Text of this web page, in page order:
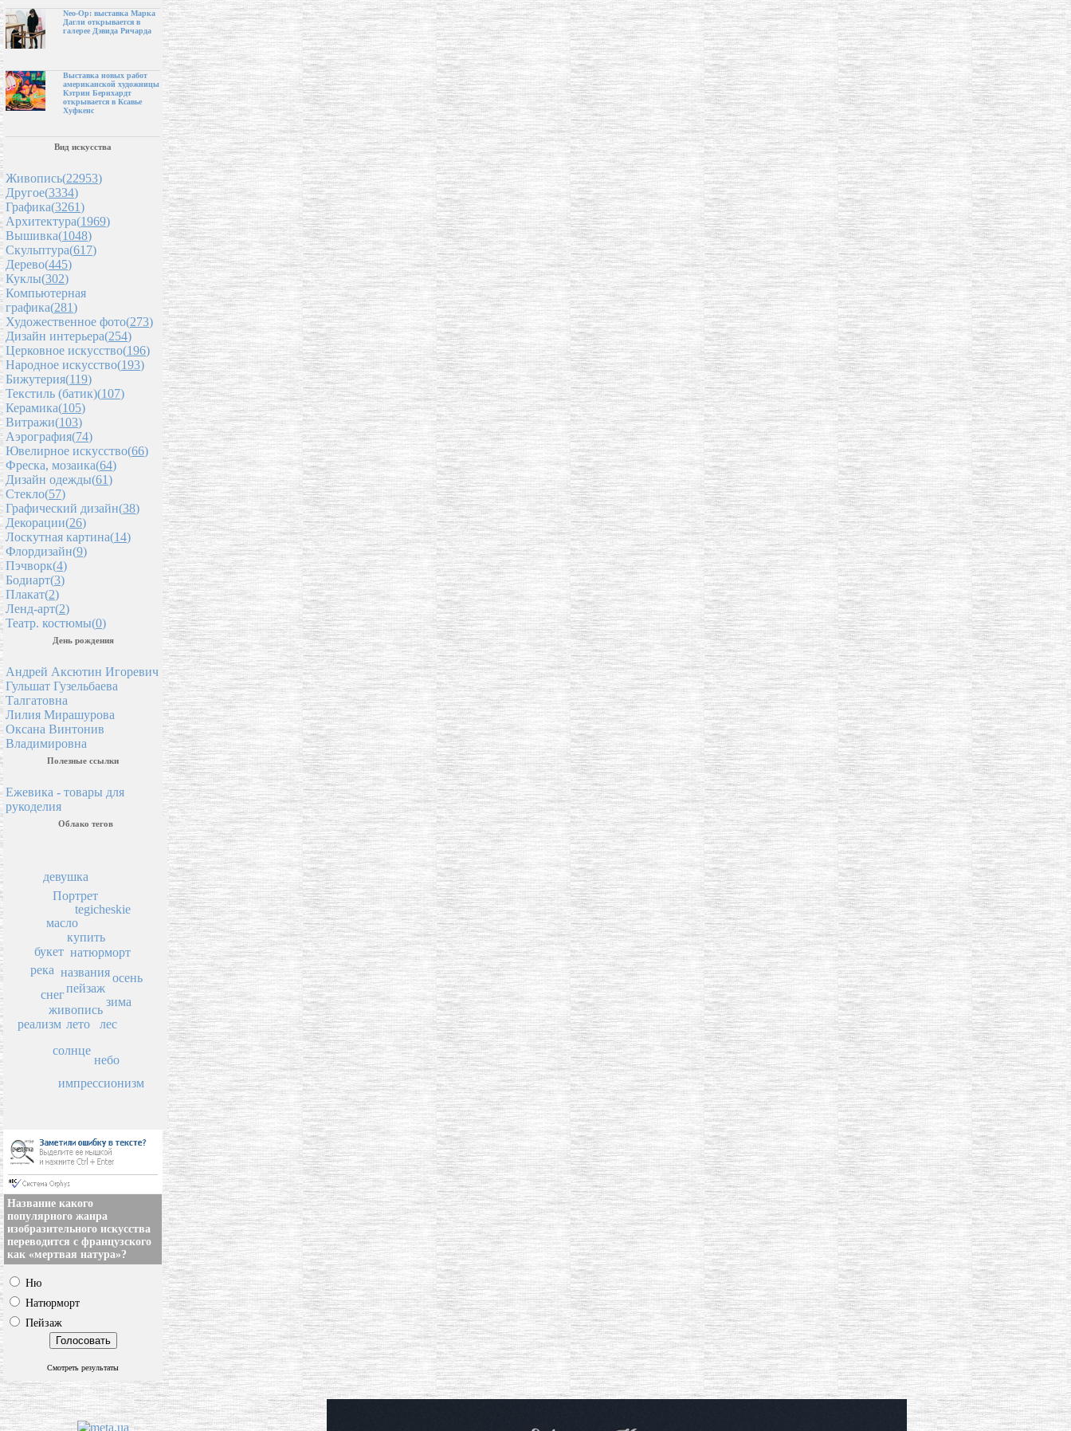
Neo-Op: выставка Марка
Дагли открывается в
галерее Дэвида Ричарда
Выставка новых работ
американской художницы
Кэтрин Бернхардт
открывается в Ксавье
Хуфкенс
Вид искусства
Живопись(22953)
Другое(3334)
Графика(3261)
Архитектура(1969)
Вышивка(1048)
Скульптура(617)
Дерево(445)
Куклы(302)
Компьютерная
графика(281)
Художественное фото(273)
Дизайн интерьера(254)
Церковное искусство(196)
Народное искусство(193)
Бижутерия(119)
Текстиль (батик)(107)
Керамика(105)
Витражи(103)
Аэрография(74)
Ювелирное искусство(66)
Фреска, мозаика(64)
Дизайн одежды(61)
Стекло(57)
Графический дизайн(38)
Декорации(26)
Лоскутная картина(14)
Флордизайн(9)
Пэчворк(4)
Бодиарт(3)
Плакат(2)
Ленд-арт(2)
Театр. костюмы(0)
День рождения
Андрей Аксютин Игоревич
Гульшат Гузельбаева
Талгатовна
Лилия Мирашурова
Оксана Винтонив
Владимировна
Полезные ссылки
Ежевика - товары для
рукоделия
Облако тегов
пейзаж
названия
живопись
лето
натюрморт
купить
солнце
лес
зима
осень
букет
масло
река
снег
tegicheskie
реализм
небо
импрессионизм
Портрет
девушка
Название какого
популярного жанра
изобразительного искусства
переводится с французского
как «мертвая натура»?
Ню
Натюрморт
Пейзаж
Смотреть результаты